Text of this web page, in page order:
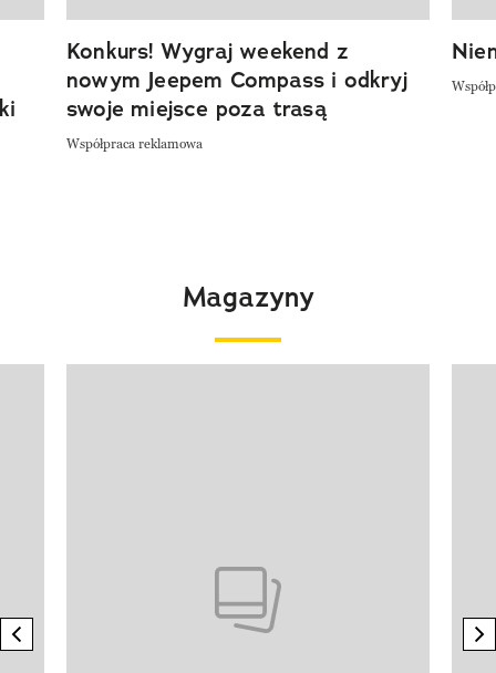
Konkurs! Wygraj weekend z
nowym Jeepem Compass i odkryj
swoje miejsce poza trasą
Współpraca reklamowa
Magazyny
previous element